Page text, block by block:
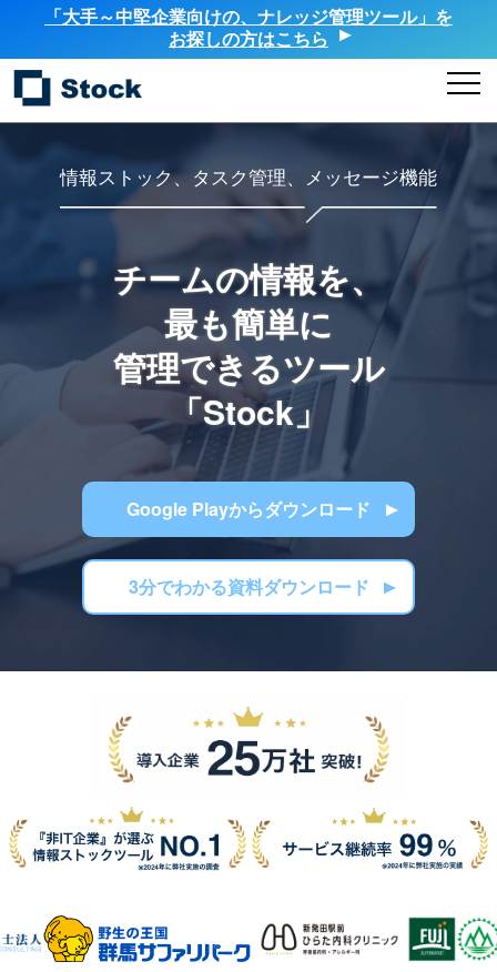
「大手～中堅企業向けの、ナレッジ管理ツール」を
お探しの方はこちら
情報ストック、タスク管理、メッセージ機能
チームの情報を、
最も簡単に
管理できるツール
「Stock」
Google Playからダウンロード
3分でわかる資料ダウンロード